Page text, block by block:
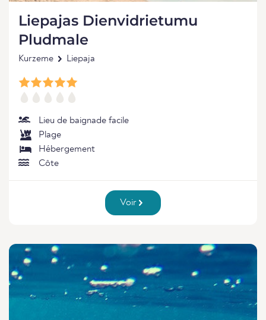
Liepajas Dienvidrietumu
Pludmale
Kurzeme Liepaja
Lieu de baignade facile
Plage
Hébergement
Côte
Voir